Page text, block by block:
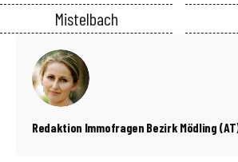
Mistelbach
Redaktion Immofragen Bezirk Mödling